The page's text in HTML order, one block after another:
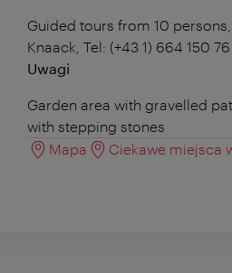
Guided tours from 10
Knaack, Tel: (+43 1) 664 150
Uwagi
Garden area with gravelled
with stepping stones
Mapa
Ciekawe miejsca